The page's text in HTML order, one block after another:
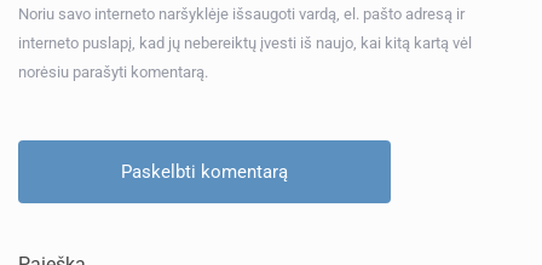
Noriu savo interneto naršyklėje išsaugoti vardą, el. pašto adresą ir
interneto puslapį, kad jų nebereiktų įvesti iš naujo, kai kitą kartą vėl
norėsiu parašyti komentarą.